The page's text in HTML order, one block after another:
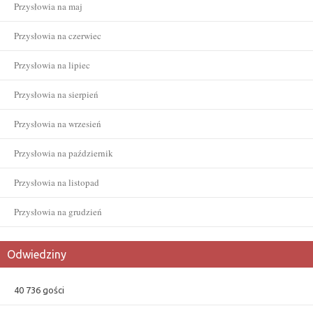
Przysłowia na maj
Przysłowia na czerwiec
Przysłowia na lipiec
Przysłowia na sierpień
Przysłowia na wrzesień
Przysłowia na październik
Przysłowia na listopad
Przysłowia na grudzień
Odwiedziny
40 736 gości